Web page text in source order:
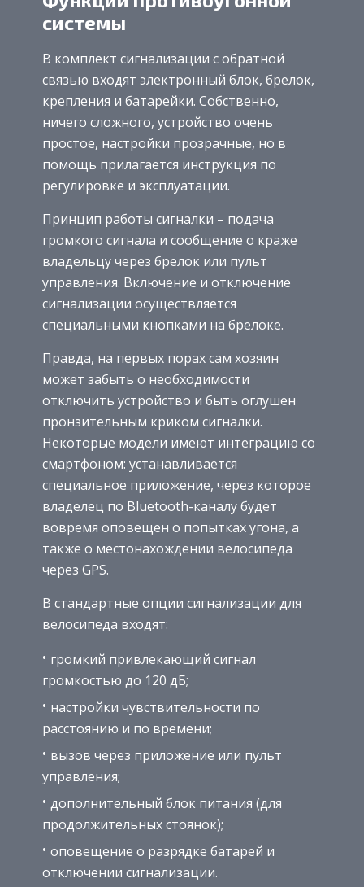
системы
В комплект сигнализации с обратной
связью входят электронный блок, брелок,
крепления и батарейки. Собственно,
ничего сложного, устройство очень
простое, настройки прозрачные, но в
помощь прилагается инструкция по
регулировке и эксплуатации.
Принцип работы сигналки – подача
громкого сигнала и сообщение о краже
владельцу через брелок или пульт
управления. Включение и отключение
сигнализации осуществляется
специальными кнопками на брелоке.
Правда, на первых порах сам хозяин
может забыть о необходимости
отключить устройство и быть оглушен
пронзительным криком сигналки.
Некоторые модели имеют интеграцию со
смартфоном: устанавливается
специальное приложение, через которое
владелец по Bluetooth-каналу будет
вовремя оповещен о попытках угона, а
также о местонахождении велосипеда
через GPS.
В стандартные опции сигнализации для
велосипеда входят:
громкий привлекающий сигнал
громкостью до 120 дБ;
настройки чувствительности по
расстоянию и по времени;
вызов через приложение или пульт
управления;
дополнительный блок питания (для
продолжительных стоянок);
оповещение о разрядке батарей и
отключении сигнализации.